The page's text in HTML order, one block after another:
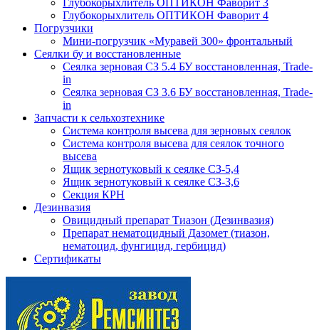
Глубокорыхлитель ОПТИКОН Фаворит 3
Глубокорыхлитель ОПТИКОН Фаворит 4
Погрузчики
Мини-погрузчик «Муравей 300» фронтальный
Сеялки бу и восстановленные
Сеялка зерновая СЗ 5.4 БУ восстановленная, Trade-
in
Сеялка зерновая СЗ 3.6 БУ восстановленная, Trade-
in
Запчасти к сельхозтехнике
Система контроля высева для зерновых сеялок
Система контроля высева для сеялок точного
высева
Ящик зернотуковый к сеялке СЗ-5,4
Ящик зернотуковый к сеялке СЗ-3,6
Секция КРН
Дезинвазия
Овицидный препарат Тиазон (Дезинвазия)
Препарат нематоцидный Дазомет (тиазон,
нематоцид, фунгицид, гербицид)
Сертификаты